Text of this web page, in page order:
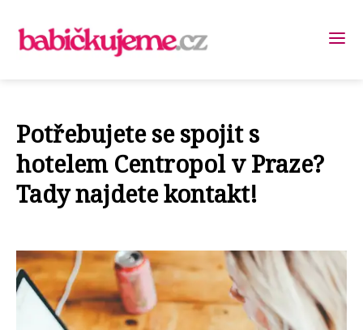
Potřebujete se spojit s
hotelem Centropol v Praze?
Tady najdete kontakt!